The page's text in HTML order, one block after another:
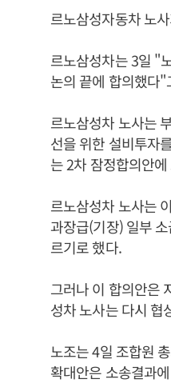
르노삼성자동차 노
르노삼성차는 3일 "
논의 끝에 합의했다"
르노삼성차 노사는
선을 위한 설비투자
는 2차 잠정합의안
르노삼성차 노사는
과장급(기장) 일부
르기로 했다.
그러나 이 합의안은
성차 노사는 다시 협
노조는 4일 조합원
확대안은 소송결과